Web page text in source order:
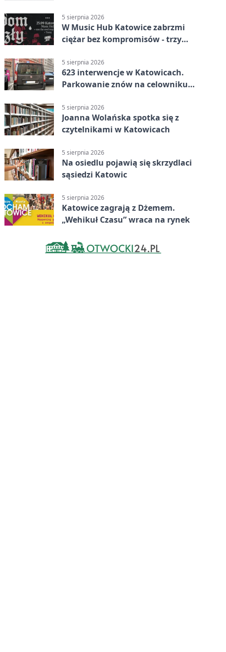
5 sierpnia 2026
W Music Hub Katowice zabrzmi
ciężar bez kompromisów - trzy
5 sierpnia 2026
623 interwencje w Katowicach.
Parkowanie znów na celowniku
5 sierpnia 2026
Joanna Wolańska spotka się z
czytelnikami w Katowicach
5 sierpnia 2026
Na osiedlu pojawią się skrzydlaci
sąsiedzi Katowic
5 sierpnia 2026
Katowice zagrają z Dżemem.
„Wehikuł Czasu” wraca na rynek